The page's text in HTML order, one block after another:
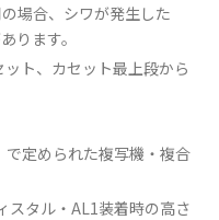
場合、シワが発生した
ります。
ト、カセット最上段から
定められた複写機・複合
スタル・AL1装着時の高さ